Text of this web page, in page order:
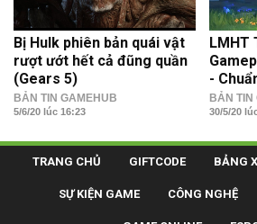
Bị Hulk phiên bản quái vật
rượt ướt hết cả đũng quần
(Gears 5)
BẢN TIN GAMEHUB
5/6/20 lúc 16:23
LMHT
-
BẢN TIN
30/5/20
TRANG CHỦ GIFTCODE BẢNG
SỰ KIỆN GAME CÔNG NGHỆ